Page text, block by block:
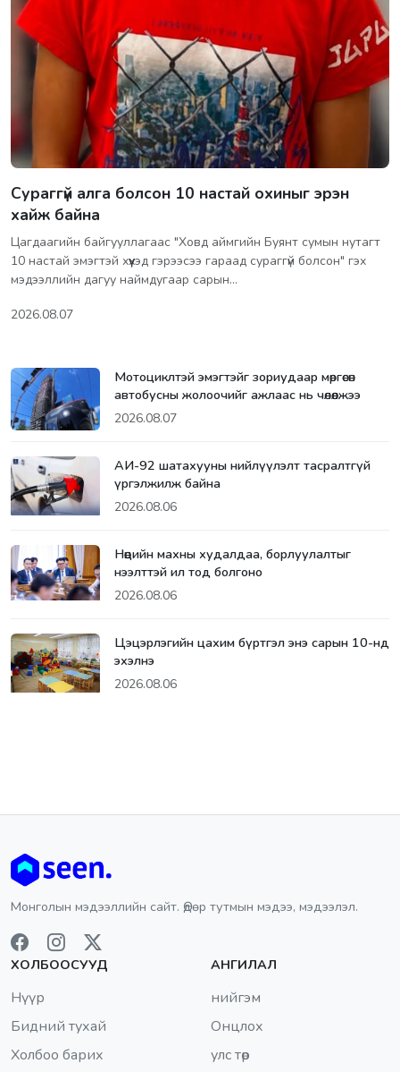
Сураггүй алга болсон 10 настай охиныг эрэн
хайж байна
Цагдаагийн байгууллагаас "Ховд аймгийн Буянт сумын нутагт
10 настай эмэгтэй хүүхэд гэрээсээ гараад сураггүй болсон" гэх
мэдээллийн дагуу наймдугаар сарын…
2026.08.07
Мотоциклтэй эмэгтэйг зориудаар мөргөсөн
автобусны жолоочийг ажлаас нь чөлөөлжээ
2026.08.07
АИ-92 шатахууны нийлүүлэлт тасралтгүй
үргэлжилж байна
2026.08.06
Нөөцийн махны худалдаа, борлуулалтыг
нээлттэй ил тод болгоно
2026.08.06
Цэцэрлэгийн цахим бүртгэл энэ сарын 10-нд
эхэлнэ
2026.08.06
Монголын мэдээллийн сайт. Өдөр тутмын мэдээ, мэдээлэл.
ХОЛБООСУУД
Нүүр
Бидний тухай
Холбоо барих
АНГИЛАЛ
нийгэм
Онцлох
улс төр